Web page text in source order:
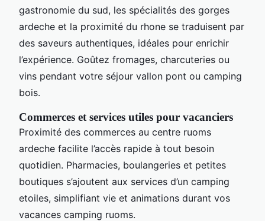
gastronomie du sud, les spécialités des gorges
ardeche et la proximité du rhone se traduisent par
des saveurs authentiques, idéales pour enrichir
l’expérience. Goûtez fromages, charcuteries ou
vins pendant votre séjour vallon pont ou camping
bois.
Commerces et services utiles pour vacanciers
Proximité des commerces au centre ruoms
ardeche facilite l’accès rapide à tout besoin
quotidien. Pharmacies, boulangeries et petites
boutiques s’ajoutent aux services d’un camping
etoiles, simplifiant vie et animations durant vos
vacances camping ruoms.